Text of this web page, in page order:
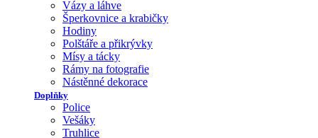
Vázy a láhve
Šperkovnice a krabičky
Hodiny
Polštáře a přikrývky
Mísy a tácky
Rámy na fotografie
Nástěnné dekorace
Doplňky
Police
Vešáky
Truhlice